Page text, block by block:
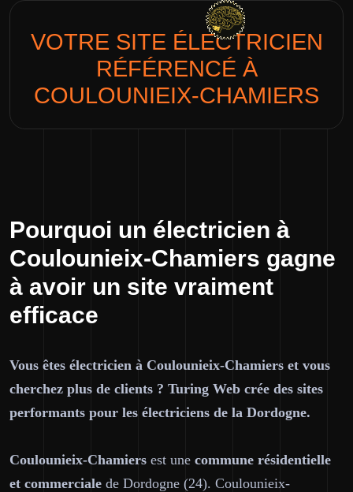
VOTRE SITE ÉLECTRICIEN
RÉFÉRENCÉ À
COULOUNIEIX-CHAMIERS
Pourquoi un électricien à
Coulounieix-Chamiers gagne
à avoir un site vraiment
efficace
Vous êtes électricien à Coulounieix-Chamiers et vous
cherchez plus de clients ? Turing Web crée des sites
performants pour les électriciens de la Dordogne.
Coulounieix-Chamiers est une commune résidentielle
et commerciale de Dordogne (24). Coulounieix-